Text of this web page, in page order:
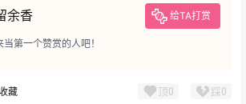
余香 给TA打赏
第一个赞赏的人吧！
收藏 顶0 踩0